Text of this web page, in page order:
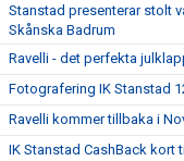
Stanstad presenterar stolt
Skånska Badrum
Ravelli - det perfekta
Fotografering IK Stanstad
Ravelli kommer tillbaka i
IK Stanstad CashBack kort